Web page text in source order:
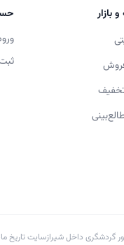
بازار
فوتر
فوتر
فوتر
فوتر
فوتر
گردشگری داخل شیرازسایت تاریخ ما